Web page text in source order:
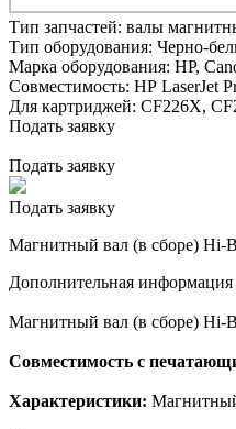
Тип запчастей: валы
Тип оборудования: Черно-
Марка оборудования: HP,
Совместимость: HP LaserJet
Для картриджей: CF226X,
Подать заявку
Подать заявку
Подать заявку
Магнитный вал (в сборе) Hi-
Дополнительная информация
Магнитный вал (в сборе) Hi-
Совместимость с
Характеристики: